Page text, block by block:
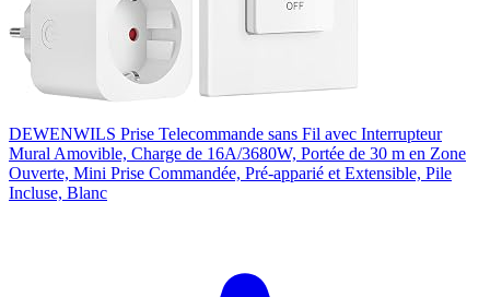
DEWENWILS Prise Telecommande sans Fil avec Interrupteur
Mural Amovible, Charge de 16A/3680W, Portée de 30 m en Zone
Ouverte, Mini Prise Commandée, Pré-apparié et Extensible, Pile
Incluse, Blanc